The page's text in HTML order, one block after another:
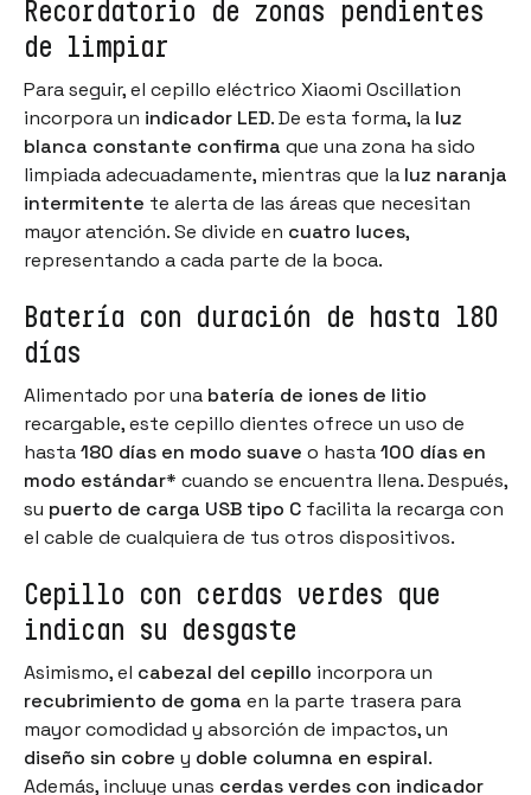
Recordatorio de zonas pendientes
de limpiar
Para seguir, el cepillo eléctrico Xiaomi Oscillation
incorpora un indicador LED. De esta forma, la luz
blanca constante confirma que una zona ha sido
limpiada adecuadamente, mientras que la luz naranja
intermitente te alerta de las áreas que necesitan
mayor atención. Se divide en cuatro luces,
representando a cada parte de la boca.
Batería con duración de hasta 180
días
Alimentado por una batería de iones de litio
recargable, este cepillo dientes ofrece un uso de
hasta180 días en modo suave o hasta100 días en
modo estándar* cuando se encuentra llena. Después,
su puerto de carga USB tipo C facilita la recarga con
el cable de cualquiera de tus otros dispositivos.
Cepillo con cerdas verdes que
indican su desgaste
Asimismo, el cabezal del cepillo incorpora un
recubrimiento de goma en la parte trasera para
mayor comodidad y absorción de impactos, un
diseño sin cobre y doble columna en espiral.
Además, incluye unas cerdas verdes con indicador